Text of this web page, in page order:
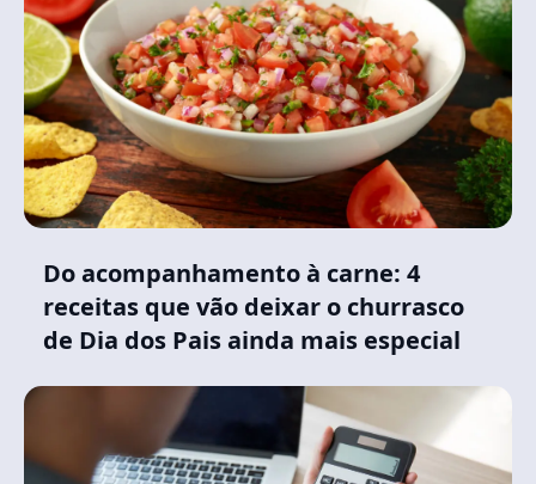
Do acompanhamento à carne: 4
receitas que vão deixar o churrasco
de Dia dos Pais ainda mais especial